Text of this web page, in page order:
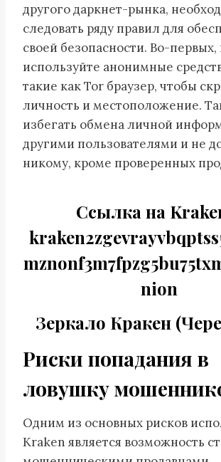
другого даркнет-рынка,
следовать ряду правил для
своей безопасности. Во-первых,
используйте анонимные
такие как Tor браузер, чтобы
личность и местоположение.
избегать обмена личной
другими пользователями и не
никому, кроме проверенных
Cсылка на
nion
Зеркало Кракен
Риски попадания в
ловушку
Одним из основных рисков
Kraken является возможность